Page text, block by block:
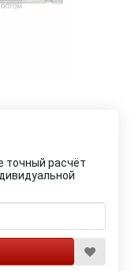
точный расчёт